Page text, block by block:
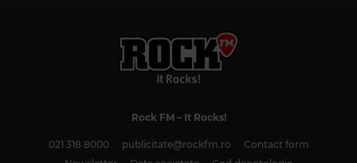
Rock FM– It Rocks!
021 318 8000 publicitate@rockfm.ro
Contact form